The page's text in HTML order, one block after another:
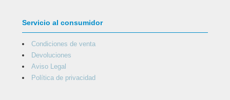
Servicio al consumidor
Condiciones de venta
Devoluciones
Aviso Legal
Política de privacidad